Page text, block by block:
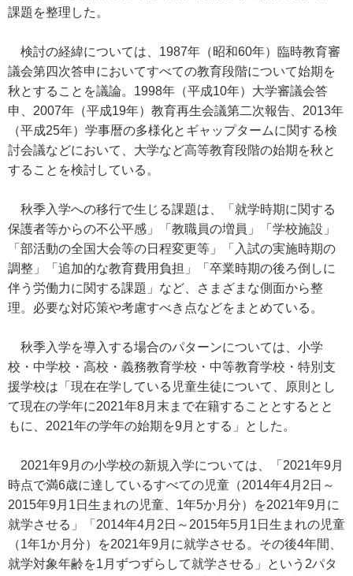
課題を整理した。
検討の経緯については、1987年（昭和60年）臨時教育審
議会第四次答申においてすべての教育段階について始期を
秋とすることを議論。1998年（平成10年）大学審議会答
申、2007年（平成19年）教育再生会議第二次報告、2013年
（平成25年）学事暦の多様化とギャップタームに関する検
討会議などにおいて、大学など高等教育段階の始期を秋と
することを検討している。
秋季入学への移行で生じる課題は、「就学時期に関する
保護者等からの不公平感」「教職員の増員」「学校施設」
「部活動の全国大会等の日程変更等」「入試の実施時期の
調整」「追加的な教育費用負担」「卒業時期の後ろ倒しに
伴う労働力に関する課題」など、さまざまな側面から整
理。必要な対応策や考慮すべき点などをまとめている。
秋季入学を導入する場合のパターンについては、小学
校・中学校・高校・義務教育学校・中等教育学校・特別支
援学校は「現在在学している児童生徒について、原則とし
て現在の学年に2021年8月末まで在籍することとするとと
もに、2021年の学年の始期を9月とする」とした。
2021年9月の小学校の新規入学については、「2021年9月
時点で満6歳に達しているすべての児童（2014年4月2日～
2015年9月1日生まれの児童、1年5か月分）を2021年9月に
就学させる」「2014年4月2日～2015年5月1日生まれの児童
（1年1か月分）を2021年9月に就学させる。その後4年間、
就学対象年齢を1月ずつずらして就学させる」という2パタ